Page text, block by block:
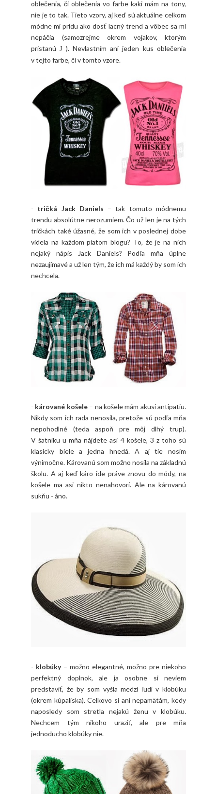
oblečenia, či oblečenia vo farbe kaki mám na tony,
nie je to tak. Tieto vzory, aj keď sú aktuálne celkom
módne mi prídu ako dosť lacný trend a vôbec sa mi
nepáčia (samozrejme okrem vojakov, ktorým
pristanúJ ). Nevlastním ani jeden kus oblečenia
v tejto farbe, či v tomto vzore.
- tričká Jack Daniels – tak tomuto módnemu
trendu absolútne nerozumiem. Čo už len je na tých
tričkách také úžasné, že som ich v poslednej dobe
videla na každom piatom blogu? To, že je na nich
nejaký nápis Jack Daniels? Podľa mňa úplne
nezaujímavé a už len tým, že ich má každý by som ich
nechcela.
- kárované košele– na košele mám akusi antipatiu.
Nikdy som ich rada nenosila, pretože sú podľa mňa
nepohodlné (teda aspoň pre môj dlhý trup).
V šatníku u mňa nájdete asi 4 košele, 3 z toho sú
klasicky biele a jedna hnedá. A aj tie nosím
výnimočne. Károvanú som možno nosila na základnú
školu. A aj keď káro ide práve znovu do módy, na
košele ma asi nikto nenahovorí. Ale na károvanú
sukňu - áno.
- klobúky– možno elegantné, možno pre niekoho
perfektný doplnok, ale ja osobne si neviem
predstaviť, že by som vyšla medzi ľudí v klobúku
(okrem kúpaliska). Celkovo si ani nepamätám, kedy
naposledy som stretla nejakú ženu v klobúku.
Nechcem tým nikoho uraziť, ale pre mňa
jednoducho klobúky nie.